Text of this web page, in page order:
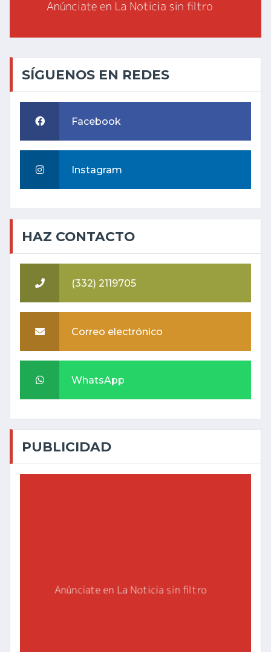
SÍGUENOS EN REDES
Facebook
Instagram
HAZ CONTACTO
(332) 2119705
Correo electrónico
WhatsApp
PUBLICIDAD